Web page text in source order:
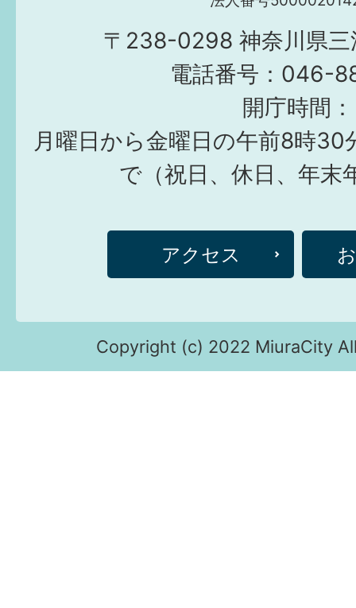
〒238-0298 神奈川県三
電話番号：046-
開庁時間：
月曜日から金曜日の午前8時30
で（祝日、休日、年末
アクセス
Copyright (c) 2022 MiuraCity